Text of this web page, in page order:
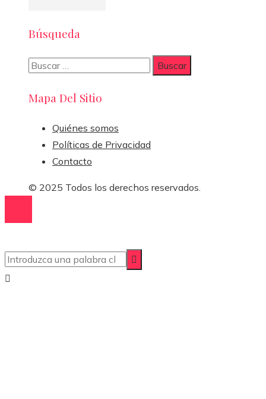
Búsqueda
Buscar:
Mapa Del Sitio
Quiénes somos
Políticas de Privacidad
Contacto
© 2025 Todos los derechos reservados.